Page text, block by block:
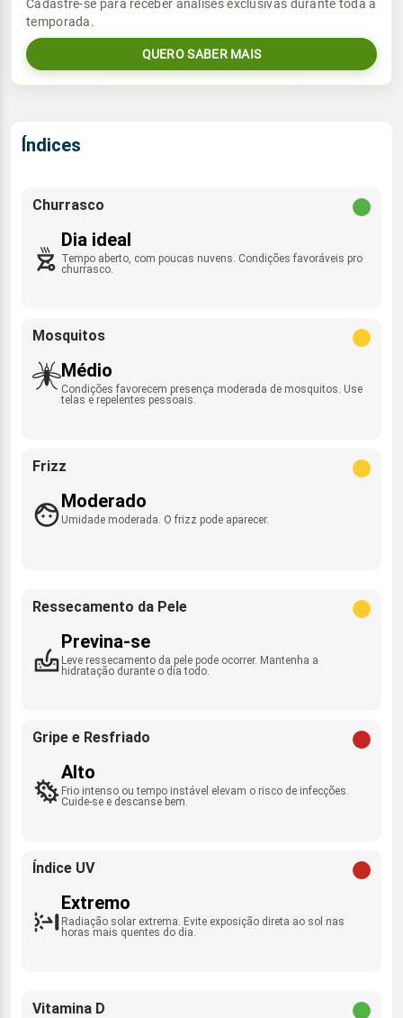
Umidade do ar
36%87%
Rajada de vento
Sol
06:18h às 17:48h
Lua
0.0mm
Umidade do ar
E - 14km/h
Rajada de vento
Sol
Cadastre-se para receber análises exclusivas durante toda a
temporada.
QUERO SABER MAIS
Índices
Churrasco
Dia ideal
Tempo aberto, com poucas nuvens. Condições favoráveis pro
churrasco.
Mosquitos
Médio
Condições favorecem presença moderada de mosquitos. Use
telas e repelentes pessoais.
Frizz
Moderado
Umidade moderada. O frizz pode aparecer.
Ressecamento da Pele
Previna-se
Leve ressecamento da pele pode ocorrer. Mantenha a
hidratação durante o dia todo.
Gripe e Resfriado
Alto
Frio intenso ou tempo instável elevam o risco de infecções.
Cuide-se e descanse bem.
Índice UV
Extremo
Radiação solar extrema. Evite exposição direta ao sol nas
horas mais quentes do dia.
Vitamina D